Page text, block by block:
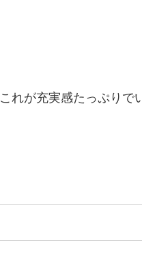
れが充実感たっぷりで